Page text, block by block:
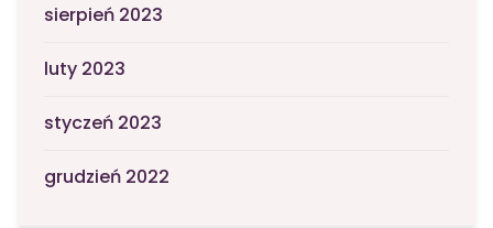
sierpień 2023
luty 2023
styczeń 2023
grudzień 2022